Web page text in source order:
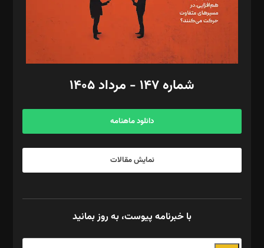
فیلمبرداری و عکاسی: امیر شفیعی، مانی لطفی زاده
گرافیک و صفحه‌آرایی: سید‌سبحان‌علی ثابت
مد‌یر توسعه تجاری: کامبیز برید‌
امور مالی: شاپور رهبری، محمد‌ کاظمی‌نیا
آگهی و مشترکین: ۰۹۱۹۹۹۹۰۴۵۴
شماره ۱۴۷ - مرداد ۱۴۰۵
دانلود ماهنامه
نمایش مقالات
با خبرنامه پیوست، به روز بمانید